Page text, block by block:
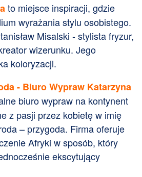
to miejsce inspiracji, gdzie
wyrażania stylu osobistego.
Misalski - stylista fryzur,
wizerunku. Jego
koloryzacji.
- Biuro Wypraw Katarzyna
biuro wypraw na kontynent
z pasji przez kobietę w imię
– przygoda. Firma oferuje
Afryki w sposób, który
ekscytujący